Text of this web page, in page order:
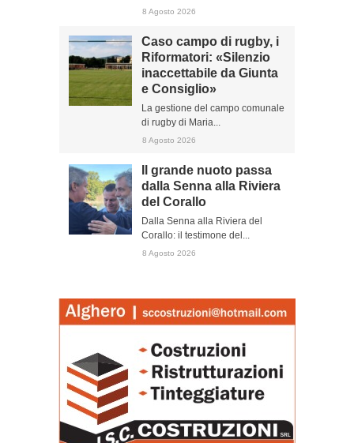
8 Agosto 2026
Caso campo di rugby, i
Riformatori: «Silenzio
inaccettabile da Giunta
e Consiglio»
La gestione del campo comunale
di rugby di Maria...
8 Agosto 2026
Il grande nuoto passa
dalla Senna alla Riviera
del Corallo
Dalla Senna alla Riviera del
Corallo: il testimone del...
8 Agosto 2026